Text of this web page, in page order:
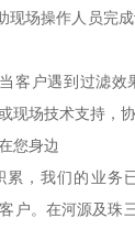
现场操作人员完
客户遇到过滤效
现场技术支持，
您身边
累，我们的业务
户。在河源及珠